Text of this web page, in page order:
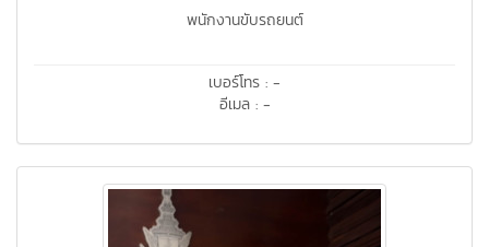
พนักงานขับรถยนต์
เบอร์โทร : -
อีเมล : -